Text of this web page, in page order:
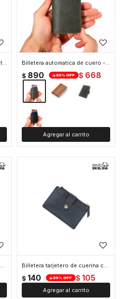
Bolso Tote Bag de tela Mis Petates - Beige Billetera automatica de cuero - Gris
$ 890 $ 668
Monedero croco tarjetero bicolor - Verde Billetera tarjetero de cuerina con botón - Negro
$ 140 $ 105